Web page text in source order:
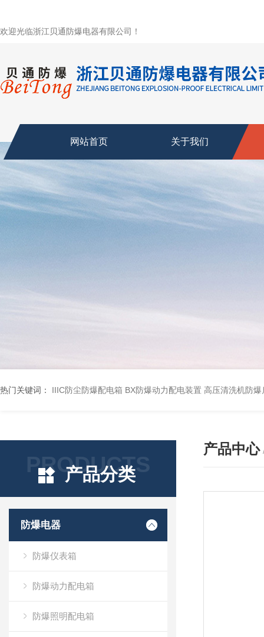
欢迎光临浙江贝通防爆电器有限公司！
网站首页 关于我们
热门关键词： IIIC防尘防爆配电箱 BX防爆动力配电装置 高压清洗机防爆
PRODUCTS
产品分类
防爆电器
防爆仪表箱
防爆动力配电箱
防爆照明配电箱
产品中心